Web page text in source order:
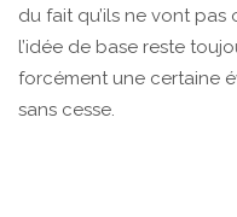
du fait qu’ils ne vont pas
l’idée de base reste
forcément une certaine
sans cesse.